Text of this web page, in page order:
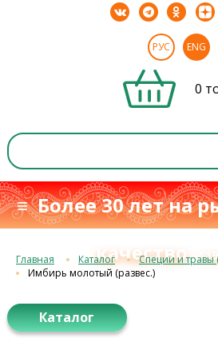
РУС ENG
0
≡ Более 30 лет на
качествос
Главная Каталог
Специи и травы
Имбирь молотый (развес.)
Каталог